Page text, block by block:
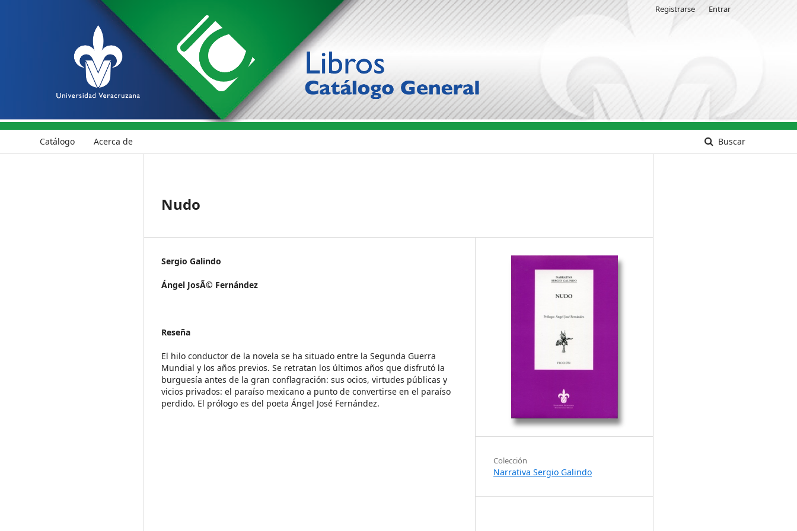
Catálogo Acerca de Buscar
Registrarse Entrar
Nudo
Sergio Galindo
Ángel JosÃ© Fernández
Reseña
El hilo conductor de la novela se ha situado entre la Segunda Guerra
Mundial y los años previos. Se retratan los últimos años que disfrutó la
burguesía antes de la gran conflagración: sus ocios, virtudes públicas y
vicios privados: el paraíso mexicano a punto de convertirse en el paraíso
perdido. El prólogo es del poeta Ángel José Fernández.
Colección
Narrativa Sergio Galindo